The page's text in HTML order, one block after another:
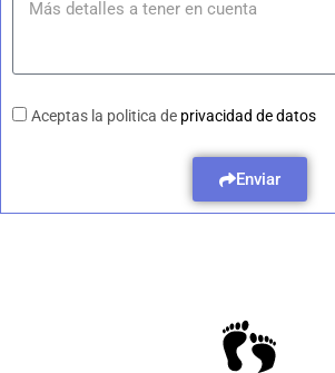
Aceptas la politica de privacidad de datos
Enviar